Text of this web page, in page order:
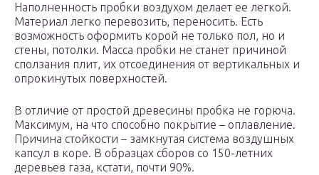
Наполненность пробки воздухом делает ее легкой.
Материал легко перевозить, переносить. Есть
возможность оформить корой не только пол, но и
стены, потолки. Масса пробки не станет причиной
сползания плит, их отсоединения от вертикальных и
опрокинутых поверхностей.
В отличие от простой древесины пробка не горюча.
Максимум, на что способно покрытие – оплавление.
Причина стойкости – замкнутая система воздушных
капсул в коре. В образцах сборов со 150-летних
деревьев газа, кстати, почти 90%.